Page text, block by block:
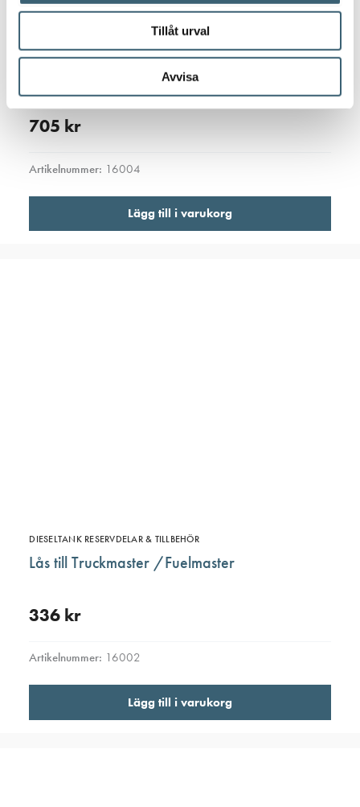
Tillåt urval
Avvisa
DIESELTANK RESERVDELAR & TILLBEHÖR
Nivåmätare TruckMaster 430
705 kr
Artikelnummer: 16004
Lägg till i varukorg
DIESELTANK RESERVDELAR & TILLBEHÖR
Lås till Truckmaster /Fuelmaster
336 kr
Artikelnummer: 16002
Lägg till i varukorg